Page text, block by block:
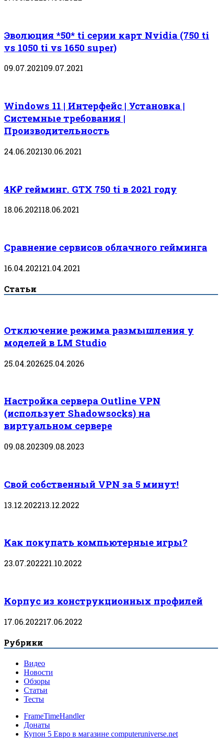
Эволюция *50* ti серии карт Nvidia (750 ti
vs 1050 ti vs 1650 super)
09.07.202109.07.2021
Windows 11 | Интерфейс | Установка |
Системные требования |
Производительность
24.06.202130.06.2021
4К₽ гейминг. GTX 750 ti в 2021 году
18.06.202118.06.2021
Сравнение сервисов облачного гейминга
16.04.202121.04.2021
Статьи
Отключение режима размышления у
моделей в LM Studio
25.04.202625.04.2026
Настройка сервера Outline VPN
(использует Shadowsocks) на
виртуальном сервере
09.08.202309.08.2023
Свой собственный VPN за 5 минут!
13.12.202213.12.2022
Как покупать компьютерные игры?
23.07.202221.10.2022
Корпус из конструкционных профилей
17.06.202217.06.2022
Рубрики
Видео
Новости
Обзоры
Статьи
Тесты
FrameTimeHandler
Донаты
Купон 5 Евро в магазине computeruniverse.net